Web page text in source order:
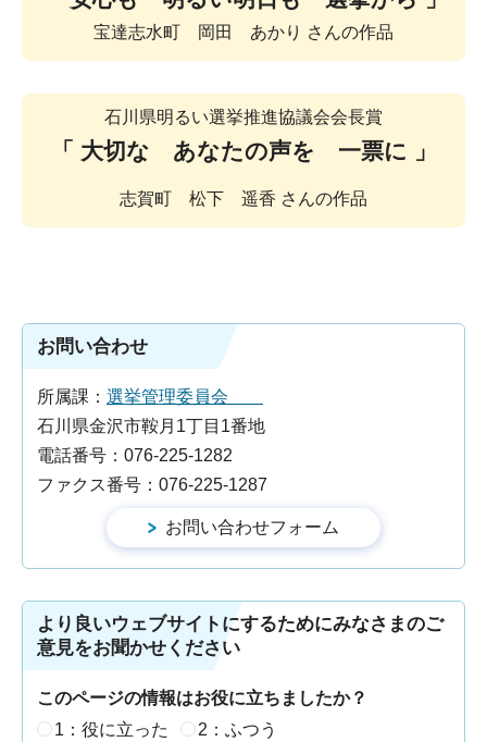
宝達志水町 岡田 あかり さんの作品
石川県明るい選挙推進協議会会長賞
「 大切な あなたの声を 一票に 」
志賀町 松下 遥香 さんの作品
お問い合わせ
所属課： 選挙管理委員会
石川県金沢市鞍月1丁目1番地
電話番号：076-225-1282
ファクス番号：076-225-1287
より良いウェブサイトにするためにみなさまのご
意見をお聞かせください
このページの情報はお役に立ちましたか？
1：役に立った
2：ふつう